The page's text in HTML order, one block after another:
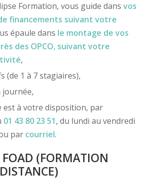
Formation, vous guide dans vos
financements suivant votre
épaule dans le montage de vos
des OPCO, suivant votre
,
(de 1 à 7 stagiaires),
journée,
est à votre disposition, par
01 43 80 23 51, du lundi au vendredi
par courriel.
(FORMATION